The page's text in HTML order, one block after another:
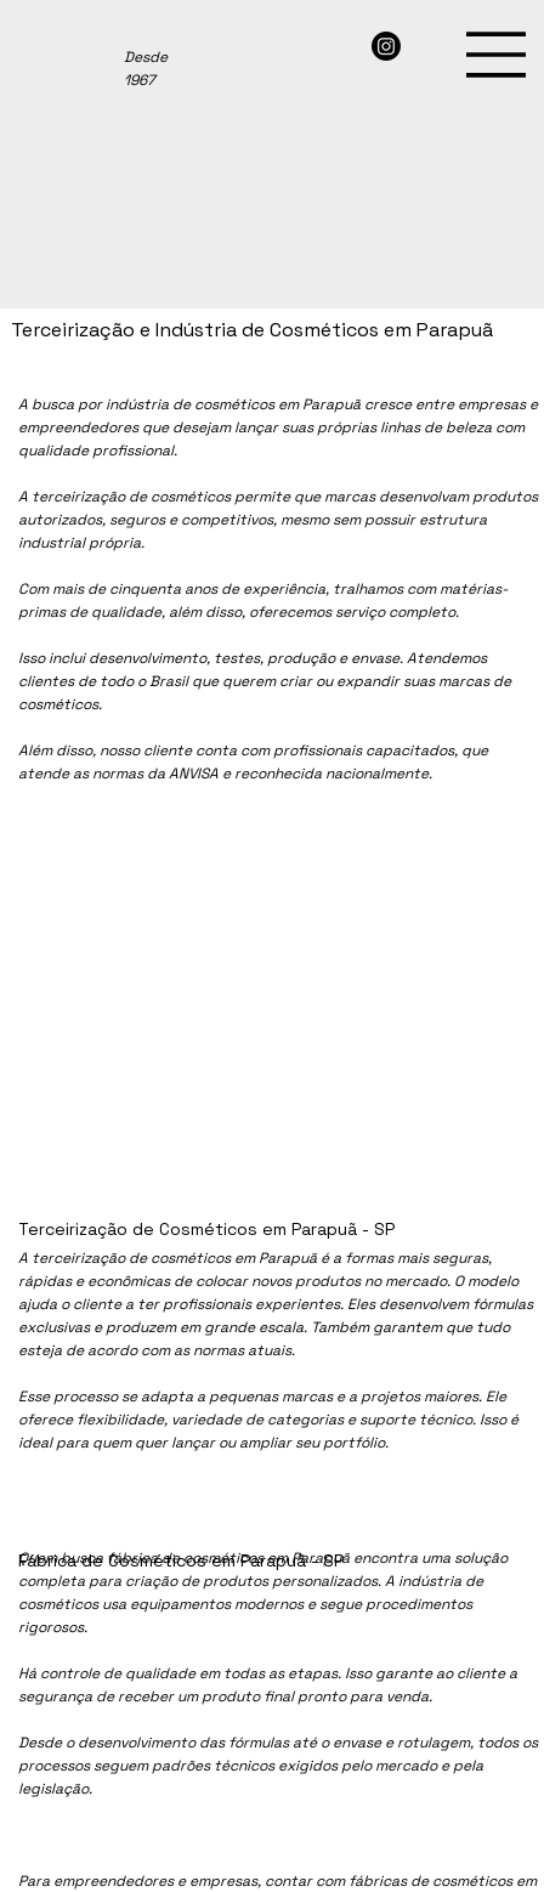
Desde
1967
A busca por indústria de cosméticos emParapuã cresce entre empresas e
empreendedores que desejam lançar suas próprias linhas de beleza com
qualidade profissional.
A terceirização de cosméticos permite que marcas desenvolvam produtos
autorizados, seguros e competitivos, mesmo sem possuir estrutura
industrial própria.
Com mais de cinquenta anos de experiência, tralhamos com matérias-
primas de qualidade, além disso, oferecemos serviço completo.
Isso inclui desenvolvimento, testes, produção e envase. Atendemos
clientes de todo o Brasil que querem criar ou expandir suas marcas de
cosméticos.
Além disso, nosso cliente conta com profissionais capacitados, que
atende as normas da ANVISA e reconhecida nacionalmente.
A terceirização de cosméticos em Parapuã é a formas mais seguras,
rápidas e econômicas de colocar novos produtos no mercado. O modelo
ajuda o cliente a ter profissionais experientes. Eles desenvolvem fórmulas
exclusivas e produzem em grande escala. Também garantem que tudo
esteja de acordo com as normas atuais.
Esse processo se adapta a pequenas marcas e a projetos maiores. Ele
oferece flexibilidade, variedade de categorias e suporte técnico. Isso é
ideal para quem quer lançar ou ampliar seu portfólio.
Quem busca fábrica de cosméticos em Parapuã encontra uma solução
completa para criação de produtos personalizados. A indústria de
cosméticos usa equipamentos modernos e segue procedimentos
rigorosos.
Há controle de qualidade em todas as etapas. Isso garante ao cliente a
segurança de receber um produto final pronto para venda.
Desde o desenvolvimento das fórmulas até o envase e rotulagem, todos os
processos seguem padrões técnicos exigidos pelo mercado e pela
legislação.
Para empreendedores e empresas, contar com fábricas de cosméticos em
Terceirização e Indústria de Cosméticos em Parapuã
Fábrica de Cosméticos em Parapuã - SP
Terceirização de Cosméticos em Parapuã - SP